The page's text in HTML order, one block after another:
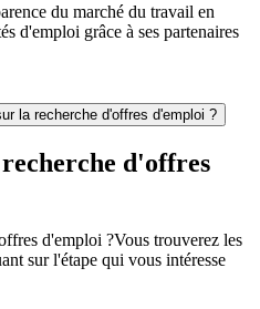
du marché du travail en
d'emploi grâce à ses partenaires
la recherche d'offres d'emploi ?
d'offres
d'emploi ?Vous trouverez les
sur l'étape qui vous intéresse